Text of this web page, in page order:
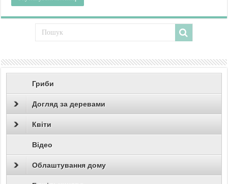
Гриби
Догляд за деревами
Квіти
Відео
Облаштування дому